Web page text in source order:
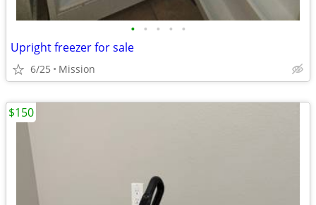
• • • • •
Upright freezer for sale
6/25 Mission
$150